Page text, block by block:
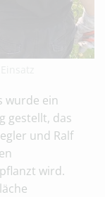
wurde ein
gestellt, das
und Ralf
wird.